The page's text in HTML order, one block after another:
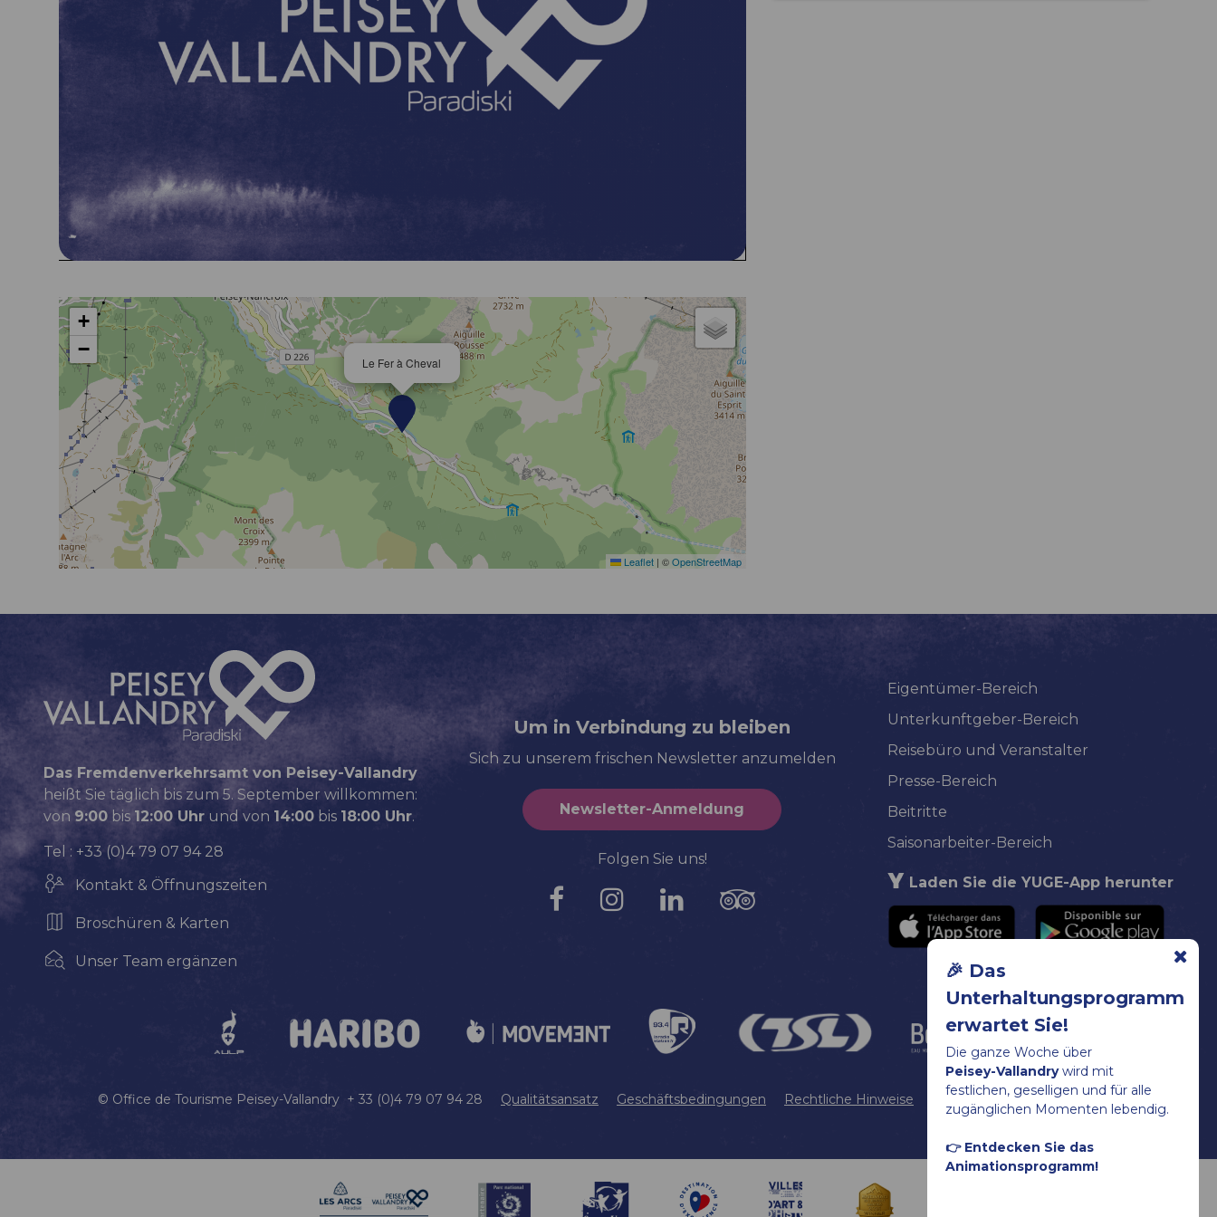
🎉 Das
Unterhaltungsprogramm
erwartet Sie!
Die ganze Woche über
Peisey-Vallandrywird mit
festlichen, geselligen und für alle
zugänglichen Momenten lebendig.
👉 Entdecken Sie das
Animationsprogramm!
Le Fer à Cheval
+
−
Leaflet | ©OpenStreetMap
Das Fremdenverkehrsamt von Peisey-Vallandry
heißt Sie täglich bis zum 5. September willkommen:
von 9:00 bis 12:00 Uhr und von 14:00 bis 18:00 Uhr.
Tel : +33 (0)4 79 07 94 28
Kontakt & Öffnungszeiten
Broschüren & Karten
Unser Team ergänzen
Um in Verbindung zu bleiben
Sich zu unserem frischen Newsletter anzumelden
Newsletter-Anmeldung
Folgen Sie uns!
Eigentümer-Bereich
Unterkunftgeber-Bereich
Reisebüro und Veranstalter
Presse-Bereich
Beitritte
Saisonarbeiter-Bereich
Laden Sie die YUGE-App herunter
© Office de Tourisme Peisey-Vallandry + 33 (0)4 79 07 94 28 Qualitätsansatz Geschäftsbedingungen Rechtliche Hinweise Sitemap Cookies verwalten